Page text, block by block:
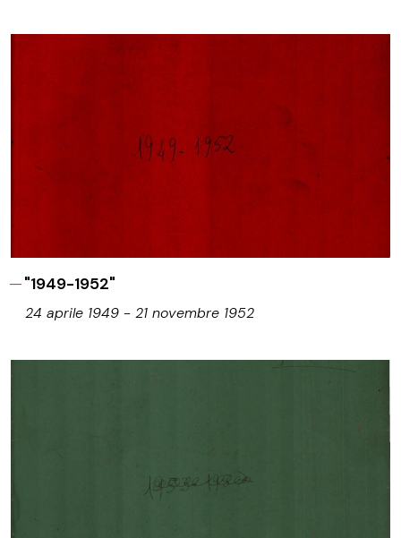
"1949-1952"
24 aprile 1949 - 21 novembre 1952